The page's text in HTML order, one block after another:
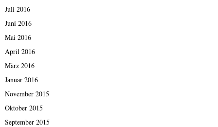
Juli 2016
Juni 2016
Mai 2016
April 2016
März 2016
Januar 2016
November 2015
Oktober 2015
September 2015